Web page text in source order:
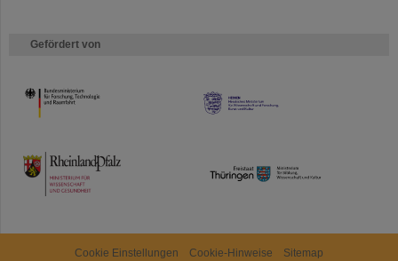
Gefördert von
HMWK
TMWWDG
Cookie Einstellungen Cookie-Hinweise Sitemap